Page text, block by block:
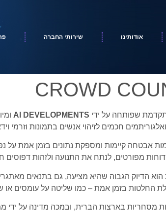
אודותינו שירותי החברה
שפותחה על ידי AI DEVELOPMENTS
חכמים לזיהוי אנשים בתמונות
קיימות ומספקת נתונים בזמן אמת על
מפורטים, לנתח את התנועה ולזהות דפוסים
הדיוק הגבוה שהיא מציעה, גם בתנאים
החלטות בזמן אמת – כמו שליטה על עומסים או
מסחריות בארצות הברית, ובמכה מדינה על ידי